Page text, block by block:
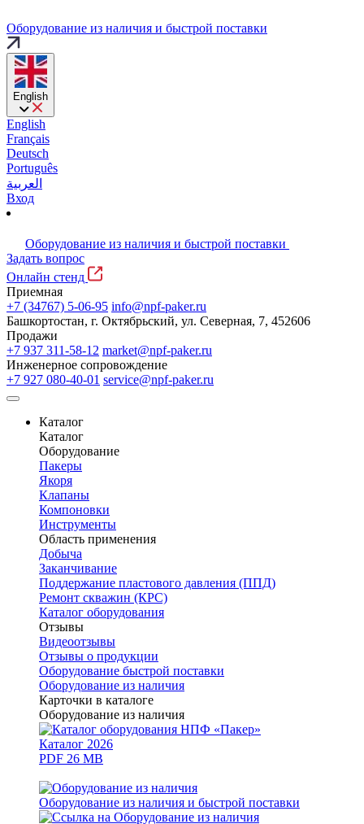
Оборудование из наличия и быстрой поставки
English
English
Français
Deutsch
Português
العربية
Вход
Оборудование из наличия и быстрой поставки
Задать вопрос
Онлайн стенд
Приемная
+7 (34767) 5-06-95 info@npf-paker.ru
Башкортостан, г. Октябрьский, ул. Северная, 7, 452606
Продажи
+7 937 311-58-12 market@npf-paker.ru
Инженерное сопровождение
+7 927 080-40-01 service@npf-paker.ru
Каталог
Каталог
Оборудование
Пакеры
Якоря
Клапаны
Компоновки
Инструменты
Область применения
Добыча
Заканчивание
Поддержание пластового давления (ППД)
Ремонт скважин (КРС)
Каталог оборудования
Отзывы
Видеоотзывы
Отзывы о продукции
Оборудование быстрой поставки
Оборудование из наличия
Карточки в каталоге
Оборудование из наличия
Каталог 2026
PDF 26 MB
Оборудование из наличия и быстрой поставки